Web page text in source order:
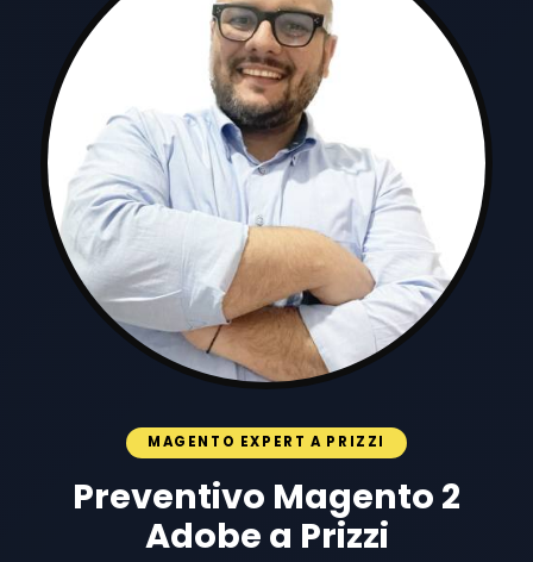
MAGENTO EXPERT A PRIZZI
Preventivo Magento 2
Adobe a Prizzi